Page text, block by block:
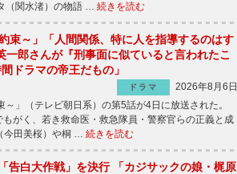
（関水渚）の物語 … 続きを読む
束～」「人間関係、特に人を指導するのはす
一郎さんが『刑事面に似ていると言われたこ
ドラマの帝王だもの」
ドラマ
2026年8月6日
」（テレビ朝日系）の第5話が4日に放送された。
がく、若き救命医・救急隊員・警察官らの正義と成
今田美桜）や桐 … 続きを読む
告白大作戦」を決行 「カジサックの娘・梶原